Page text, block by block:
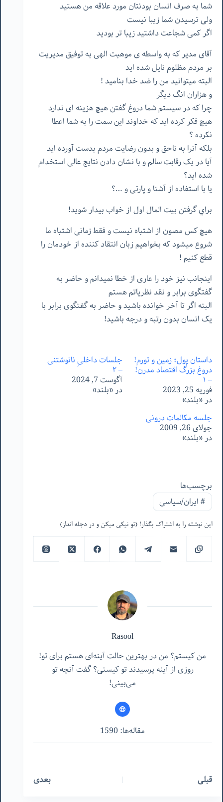
شما به صرف انسان بودنتان مورد علاقه من هستید
ولی ترسیدن شما زیبا نیست
اگر کمی شجاعت داشتید زیبا تر بودید
آقای مدیر که به واسطه ی موهبت الهی به توفیق مدیریت
بر مردم مظلوم نایل شده اید
البته میتوانید من را ضد خدا بنامید !
و هزاران انگ دیگر
چرا که در سیستم شما دروغ گفتن هیچ هزینه ای ندارد
هیچ فکر کرده اید که خداوند این سمت را به شما اعطا
نکرده ؟
بلکه آنرا به ناحق و بدون رضایت مردم بدست آورده اید
آیا در یک رقابت سالم و با نشان دادن نتایج عالی استخدام
شده اید؟
یا با استفاده از آشنا و پارتی و …؟
براي گرفتن بيت المال اول از خواب بيدار شويد!
هیچ کس مصون از اشتباه نیست و فقط زمانی اشتباه ما
شروع میشود که بخواهیم زبان انتقاد کننده از خودمان را
قطع کنیم !
اینجانب نیز خود را عاری از خطا نمیدانم و حاضر به
گفتگوی برابر و نقد نظریاتم هستم
البتهاگرتاآخرخواندهباشیدوحاضربهگفتگویبرابربا
یکانسان بدونرتبهودرجهباشید!
داستان پول؛ زمین و تورم!
دروغ بزرگ اقتصاد مدرن!
– ۱
فوریه 25, 2023
در «بلند»
جلسات داخلیِ نانوشتنی
– ٢
آگوست 7, 2024
در «بلند»
جلسه مکالمات درونی
جولای 26, 2009
در «بلند»
برچسب‌ها
#ایران/سیاسی
این نوشته را به اشتراک بگذار! (تو نیکی میکن و در دجله انداز)
Rasool
من کیستم؟ من در بهترین حالت آینه‌ای هستم برای تو!
روزی از آینه پرسیدند تو کیستی؟ گفت آنچه تو
می‌بینی!
مقاله‌ها: 1590
قبلی بعدی